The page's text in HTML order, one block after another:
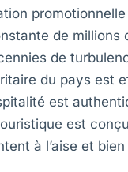
de millions
de
du pays est
est
est
à l’aise et